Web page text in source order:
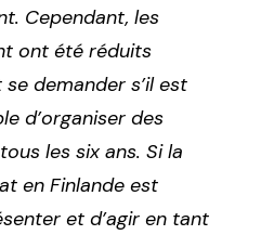
Cependant, les
ont été réduits
demander s’il est
d’organiser des
les six ans. Si la
en Finlande est
et d’agir en tant